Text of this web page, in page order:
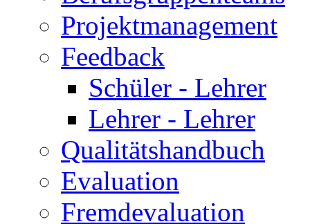
Projektmanagement
Feedback
Schüler - Lehrer
Lehrer - Lehrer
Qualitätshandbuch
Evaluation
Fremdevaluation